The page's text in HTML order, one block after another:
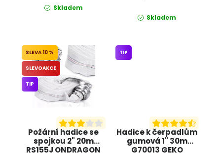
Skladem
Skladem
Požární hadice se
spojkou 2" 20m
RS155J ONDRAGON
10 %
SLEVOAKCE
TIP
Hadice k čerpadlům
gumová 1" 30m
G70013 GEKO
TIP